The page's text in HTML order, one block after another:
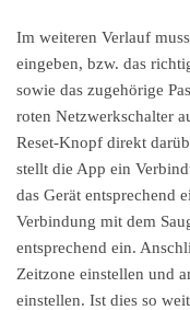
Im weiteren Verlauf
eingeben, bzw. das
sowie das zugehörige
roten Netzwerkschalter
Reset-Knopf direkt
stellt die App ein
das Gerät entsprechend
Verbindung mit dem
entsprechend ein.
Zeitzone einstellen und
einstellen. Ist dies so